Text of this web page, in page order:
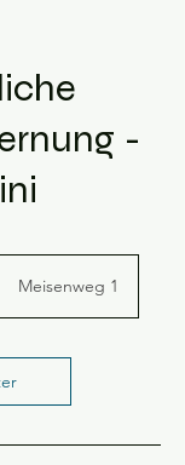
-
Meisenweg 1